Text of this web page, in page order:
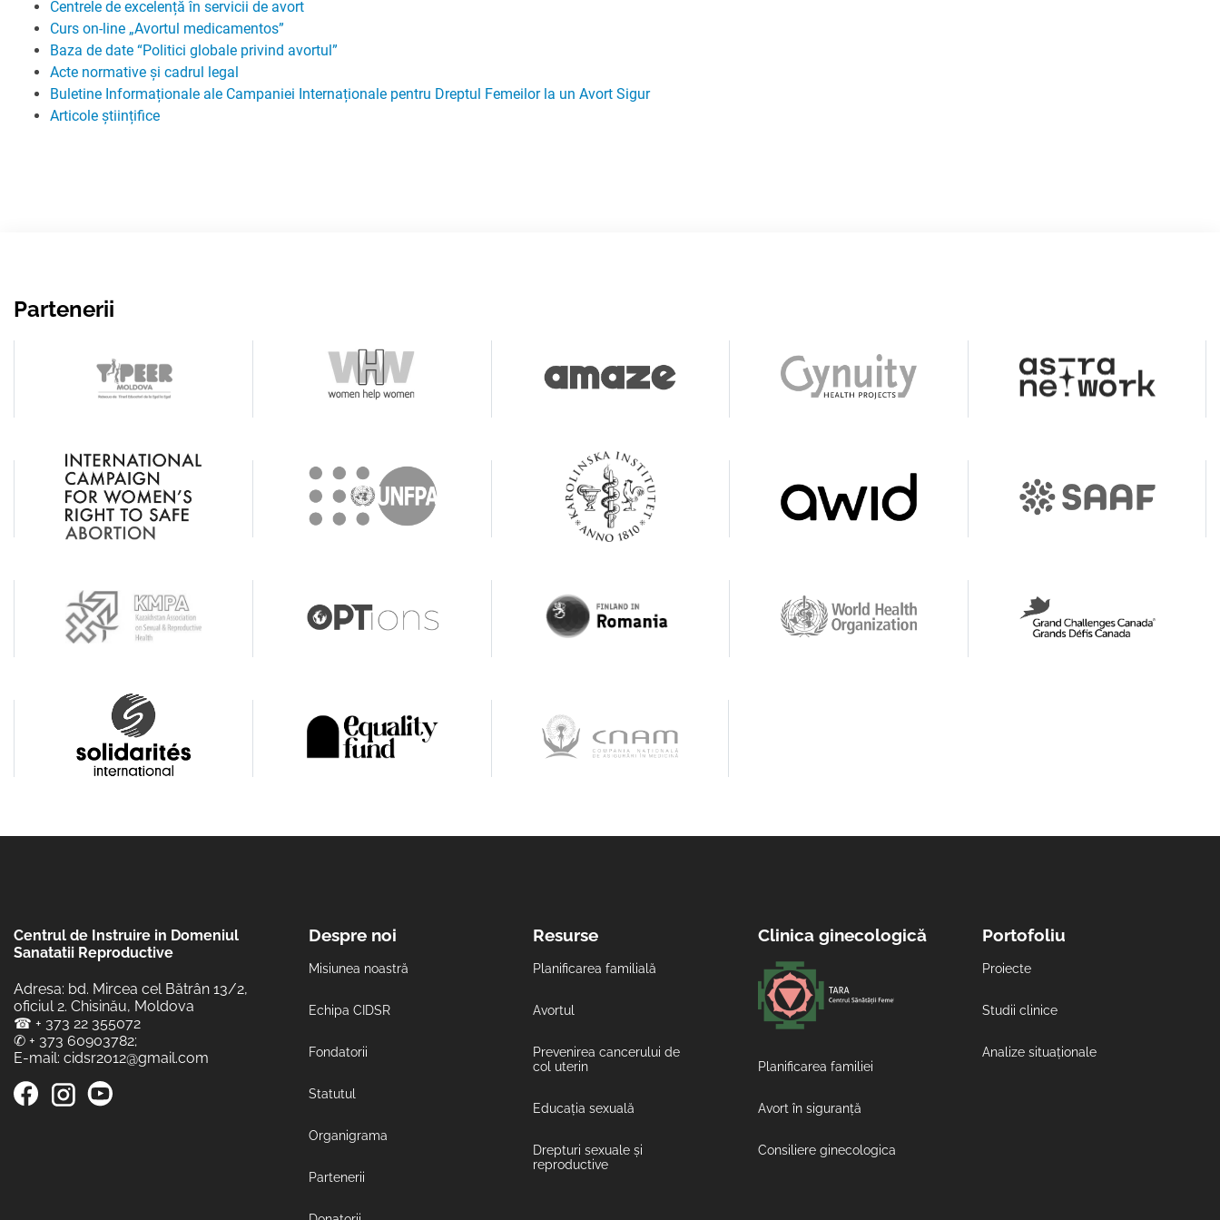
PARTENERII
DONATORII
MEDIA
AVORTUL
NOUTĂȚI NOUTATI CIDSR
CONTACTE
Centrele de excelență în servicii de avort
Curs on-line „Avortul medicamentos”
Baza de date “Politici globale privind avortul”
Acte normative și cadrul legal
Buletine Informaționale ale Campaniei Internaționale pentru Dreptul Femeilor la un Avort Sigur
Articole științifice
Partenerii
Centrul de Instruire in Domeniul
Sanatatii Reproductive
Adresa: bd. Mircea cel Bătrân 13/2,
oficiul 2. Chisinău, Moldova
☎ + 373 22 355072
✆ + 373 60903782;
E-mail: cidsr2012@gmail.com
Despre noi
Misiunea noastră
Echipa CIDSR
Fondatorii
Statutul
Organigrama
Partenerii
Resurse
Planificarea familială
Avortul
Prevenirea cancerului de
col uterin
Educația sexuală
Drepturi sexuale și
reproductive
Clinica ginecologică
Planificarea familiei
Avort în siguranță
Consiliere ginecologica
Portofoliu
Proiecte
Studii clinice
Analize situaționale